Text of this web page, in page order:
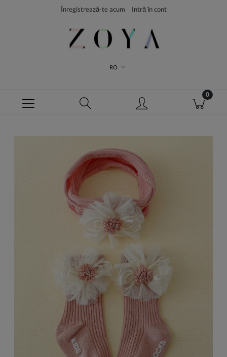
Înregistrează-te acum Intră în cont
RO